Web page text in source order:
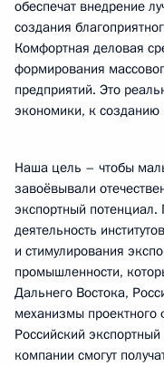
обеспечат внедрение
создания
Комфортная деловая
формирования
предприятий. Это
экономики, к созданию
Наша цель – чтобы
завоёвывали
экспортный потенциал.
деятельность
и стимулирования
промышленности,
Дальнего Востока,
механизмы проектного
Российский
компании смогут